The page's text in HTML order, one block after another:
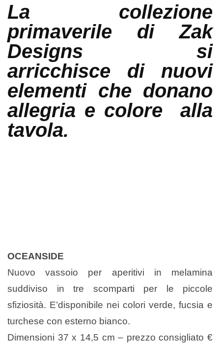
La collezione
primaverile di Zak
Designs si
arricchisce di nuovi
elementi che donano
allegria e colore alla
tavola.
OCEANSIDE
Nuovo vassoio per aperitivi in melamina
suddiviso in tre scomparti per le piccole
sfiziosità. E’disponibile nei colori verde, fucsia e
turchese con esterno bianco.
Dimensioni 37 x 14,5 cm – prezzo consigliato €